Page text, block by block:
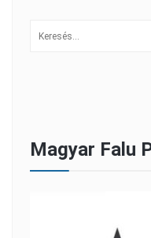
Magyar Falu